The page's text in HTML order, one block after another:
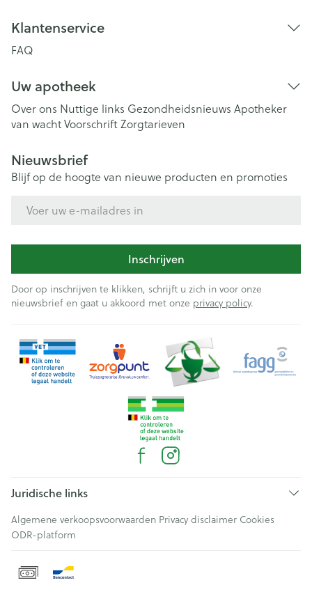
Klantenservice
FAQ
Uw apotheek
Over ons Nuttige links Gezondheidsnieuws Apotheker
van wachtVoorschriftZorgtarieven
Nieuwsbrief
Blijf op de hoogte van nieuwe producten en promoties
Inschrijven
Door op inschrijven te klikken, schrijft u zich in voor onze
nieuwsbrief en gaat u akkoord met onze privacy policy.
Juridische links
Algemene verkoopsvoorwaarden Privacy disclaimer Cookies
ODR-platform